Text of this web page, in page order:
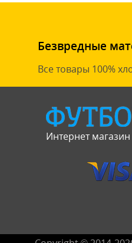
Безвредные
Все товары 100%
Интернет